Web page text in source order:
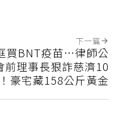
下一篇
買BNT疫苗…律師公
前理事長狠詐慈濟10
豪宅藏158公斤黃金